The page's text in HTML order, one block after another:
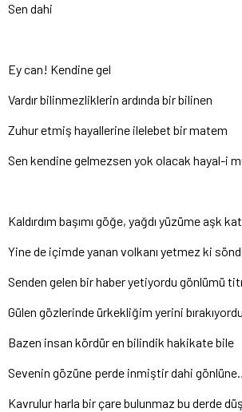
Sen dahi
Ey can! Kendine gel
Vardır bilinmezliklerin ardında bir bilinen
Zuhur etmiş hayallerine ilelebet bir matem
Sen kendine gelmezsen yok olacak hayal-i
Kaldırdım başımı göğe, yağdı yüzüme aşk
Yine de içimde yanan volkanı yetmez ki
Senden gelen bir haber yetiyordu gönlümü
Gülen gözlerinde ürkekliğim yerini
Bazen insan kördür en bilindik hakikate bile
Sevenin gözüne perde inmiştir dahi
Kavrulur harla bir çare bulunmaz bu derde